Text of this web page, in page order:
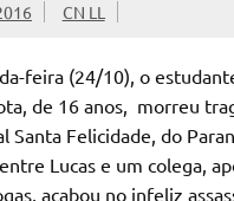
CN LL
feira (24/10), o
de 16 anos, morreu
Santa Felicidade, do
Lucas e um colega,
acabou no infeliz